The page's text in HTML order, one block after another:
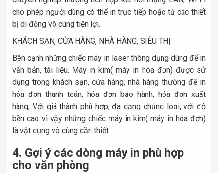
cho phép người dùng có thể in trực tiếp hoặc từ các thiết
bị di động vô cùng tiện lợi.
KHÁCH SẠN, CỬA HÀNG, NHÀ HÀNG, SIÊU THỊ
Bên cạnh những chiếc máy in laser thông dụng dùng để in
văn bản, tài liệu. Máy in kim( máy in hóa đơn) được sử
dụng trong khách sạn, cửa hàng, nhà hàng thường để in
hóa đơn thanh toán, hóa đơn bảo hành, hóa đơn xuất
hàng,..Với giá thành phù hợp, đa dạng chủng loại, với độ
bền cao vì vậy những chiếc máy in kim( máy in hóa đơn)
là vật dụng vô cùng cần thiết
4. Gợi ý các dòng máy in phù hợp
cho văn phòng